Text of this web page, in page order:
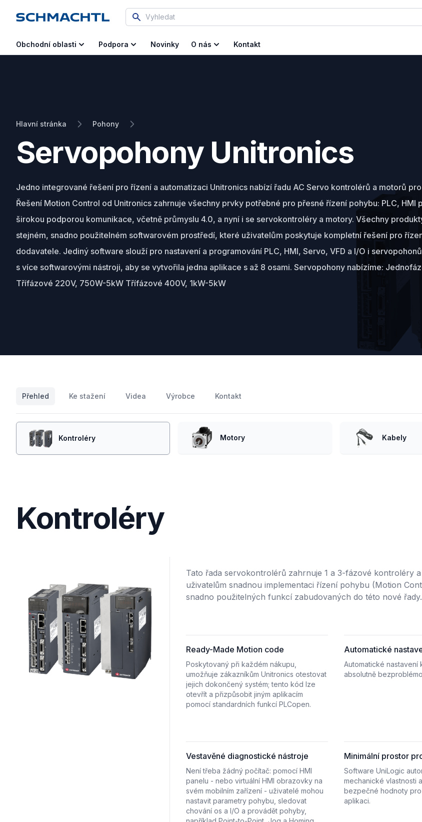
Vyhledat
Obchodní oblasti Podpora Novinky O nás Kontakt
Hlavní stránka Pohony
Servopohony Unitronics
Jedno integrované řešení pro řízení a automatizaci Unitronics nabízí řadu AC Servo kontrolérů a motorů
Řešení Motion Control od Unitronics zahrnuje všechny prvky potřebné pro přesné řízení pohybu: PLC, HMI
širokou podporou komunikace, včetně průmyslu 4.0, a nyní i se servokontroléry a motory. Všechny
stejném, snadno použitelném softwarovém prostředí, které uživatelům poskytuje kompletní řešení pro
dodavatele. Jediný software slouží pro nastavení a programování PLC, HMI, Servo, VFD a I/O i
s více softwarovými nástroji, aby se vytvořila jedna aplikace s až 8 osami. Servopohony nabízíme:
Třífázové 220V, 750W-5kW Třífázové 400V, 1kW-5kW
Přehled Ke stažení Videa Výrobce Kontakt
Kontroléry Motory Kabely
Kontroléry
Tato řada servokontrolérů zahrnuje 1 a 3-fázové kontroléry
uživatelům snadnou implementaci řízení pohybu (Motion
snadno použitelných funkcí zabudovaných do této nové řady.
Ready-Made Motion code
Poskytovaný při každém nákupu,
umožňuje zákazníkům Unitronics otestovat
jejich dokončený systém; tento kód lze
otevřít a přizpůsobit jiným aplikacím
pomocí standardních funkcí PLCopen.
Automatické
Automatické nastavení
absolutně
Vestavěné diagnostické nástroje
Není třeba žádný počítač: pomocí HMI
panelu - nebo virtuální HMI obrazovky na
svém mobilním zařízení - uživatelé mohou
nastavit parametry pohybu, sledovat
chování os a I/O a provádět pohyby,
Minimální prostor
Software UniLogic
mechanické vlastnosti
bezpečné hodnoty
aplikaci.